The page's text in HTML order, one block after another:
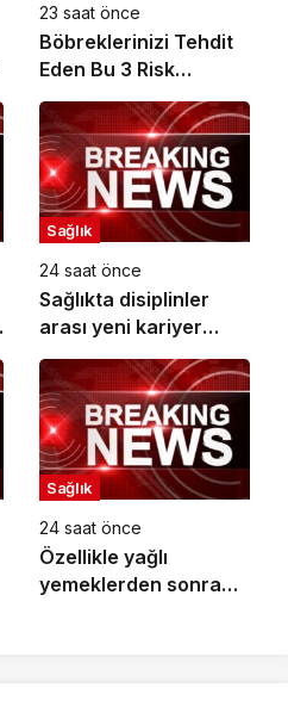
23 saat önce
Böbreklerinizi Tehdit
Eden Bu 3 Risk
Faktörüne Dikkat!
Sağlık
24 saat önce
Sağlıkta disiplinler
arası yeni kariyer
dönemi
Sağlık
24 saat önce
Özellikle yağlı
yemeklerden sonra